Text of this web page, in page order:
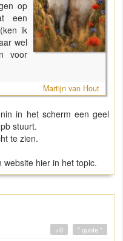
op
een
ik
wel
voor
Martijn van Hout
in het scherm een geel
stuurt.
te zien.
hier in het topic.
" quote "
+0